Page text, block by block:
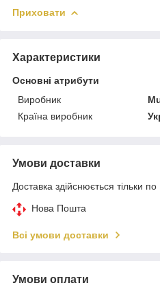
Приховати
Характеристики
Основні атрибути
Виробник
Країна виробник
Умови доставки
Доставка здійснюється тільки по
Нова Пошта
Всі умови доставки
Умови оплати